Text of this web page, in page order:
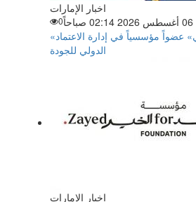
اخبار الإمارات
0
«الفجيرة العلمي» عضواً مؤسسياً في إدارة الاعتماد
الدولي للجودة
اخبار الإمارات